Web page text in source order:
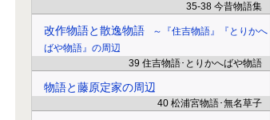
35-38 今昔物語集
改作物語と散逸物語
『住吉物語』『とりかへ
ばや物語』の周辺
39 住吉物語･とりかへばや物語
物語と藤原定家の周辺
40 松浦宮物語･無名草子